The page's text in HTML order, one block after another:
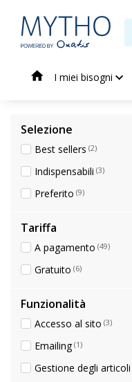
I miei bisogni
Selezione
Best sellers (2)
Indispensabili (3)
Preferito (9)
Tariffa
A pagamento (49)
Gratuito (6)
Funzionalità
Accesso al sito (3)
Emailing(1)
Gestione degli articoli